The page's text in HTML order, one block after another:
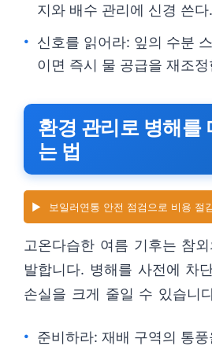
지와 배수 관리에 신경 쓴다.
신호를 읽어라: 잎의 수분
이면 즉시 물 공급을 재조정
환경 관리로 병해를
는 법
▶️ 보일러연통 안전 점검으로 비용 절
고온다습한 여름 기후는 참
발합니다. 병해를 사전에 차
손실을 크게 줄일 수 있습니
준비하라: 재배 구역의 통